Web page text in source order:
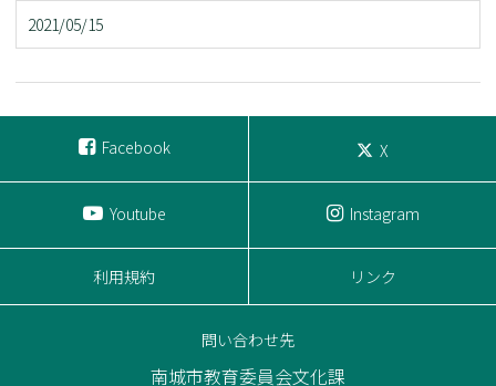
2021/05/15
Facebook X
Youtube Instagram
利用規約 リンク
問い合わせ先
南城市教育委員会文化課